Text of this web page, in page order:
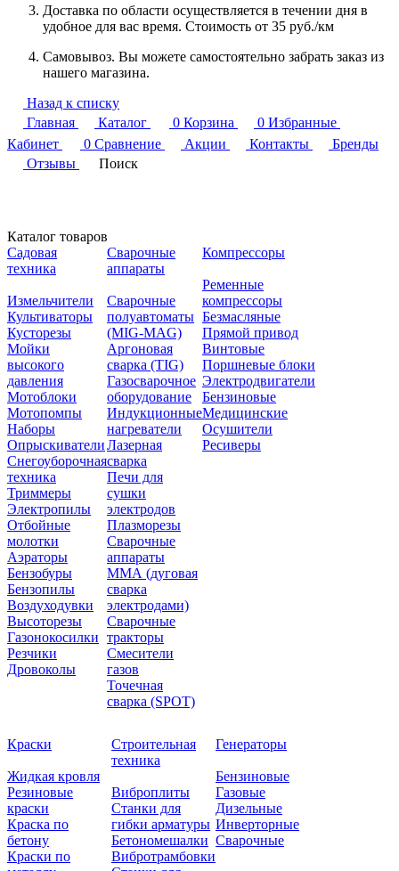
Доставка по области осуществляется в течении дня в
удобное для вас время. Стоимость от 35 руб./км
Самовывоз. Вы можете самостоятельно забрать заказ из
нашего магазина.
Назад к списку
Главная
Каталог 0 Корзина 0 Избранные
Кабинет
0 Сравнение Акции Контакты
Бренды
Отзывы
Поиск
Каталог товаров
Садовая
техника
Измельчители
Культиваторы
Кусторезы
Мойки
высокого
давления
Мотоблоки
Мотопомпы
Наборы
Опрыскиватели
Снегоуборочная
техника
Триммеры
Электропилы
Отбойные
молотки
Аэраторы
Бензобуры
Бензопилы
Воздуходувки
Высоторезы
Газонокосилки
Резчики
Дровоколы
Сварочные
аппараты
Сварочные
полуавтоматы
(MIG-MAG)
Аргоновая
сварка (TIG)
Газосварочное
оборудование
Индукционные
нагреватели
Лазерная
сварка
Печи для
сушки
электродов
Плазморезы
Сварочные
аппараты
ММА (дуговая
сварка
электродами)
Сварочные
тракторы
Смесители
газов
Точечная
сварка (SPOT)
Компрессоры
Ременные
компрессоры
Безмасляные
Прямой привод
Винтовые
Поршневые блоки
Электродвигатели
Бензиновые
Медицинские
Осушители
Ресиверы
Краски
Жидкая кровля
Резиновые
краски
Краска по
бетону
Краски по
Строительная
техника
Виброплиты
Станки для
гибки арматуры
Бетономешалки
Вибротрамбовки
Генераторы
Бензиновые
Газовые
Дизельные
Инверторные
Сварочные